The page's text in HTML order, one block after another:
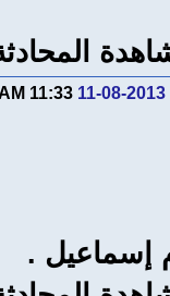
11-08-2013
11:33 AM
إسماعيل .